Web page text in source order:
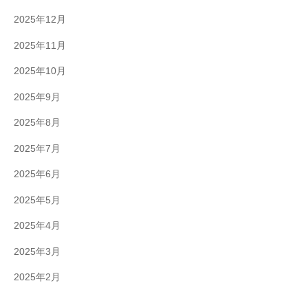
2025年12月
2025年11月
2025年10月
2025年9月
2025年8月
2025年7月
2025年6月
2025年5月
2025年4月
2025年3月
2025年2月